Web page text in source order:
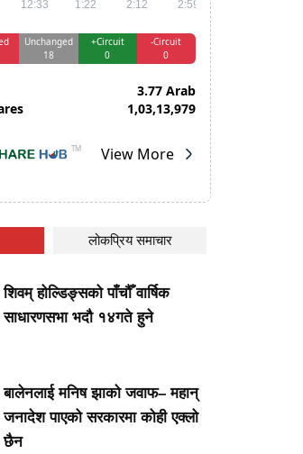
लोकप्रिय समाचार
शिवम् होल्डिङ्सको पाँचौँ वार्षिक
साधारणसभा भदौ १४गते हुने
बालेनलाई मनिष झाको जवाफ– महान्
जनादेश पाएको सरकारमा कोही एक्लो
छैन